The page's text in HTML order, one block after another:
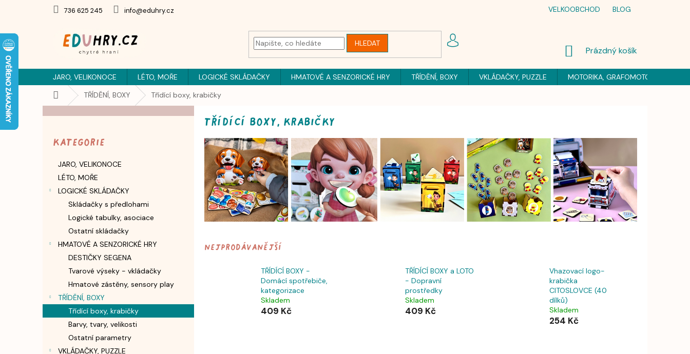
736 625 245 info@eduhry.cz VELKOOBCHOD BLOG
HLEDAT
NÁKUPNÍ
Prázdný košík
JARO, VELIKONOCE LÉTO, MOŘE LOGICKÉ SKLÁDAČKY HMATOVÉ A SENZORICKÉ HRY TŘÍDĚNÍ, BOXY VKLÁDAČKY, PUZZLE MOTORIKA, GRAFOMOTORIKA
Domů
TŘÍDĚNÍ, BOXY Třídící boxy, krabičky
kategorie
Kategorie
JARO, VELIKONOCE
LÉTO, MOŘE
LOGICKÉ SKLÁDAČKY
Skládačky s předlohami
Logické tabulky, asociace
Ostatní skládačky
HMATOVÉ A SENZORICKÉ HRY
DESTIČKY SEGENA
Tvarové výseky - vkládačky
Hmatové zástěny, sensory play
TŘÍDĚNÍ, BOXY
Třídící boxy, krabičky
Barvy, tvary, velikosti
Ostatní parametry
VKLÁDAČKY, PUZZLE
Třídící boxy, krabičky
Nejprodávanější
TŘÍDÍCÍ BOXY -
Domácí spotřebiče,
kategorizace
Skladem
409 Kč
TŘÍDÍCÍ BOXY a LOTO
- Dopravní
prostředky
Skladem
409 Kč
Vhazovací logo-
krabička
CITOSLOVCE (40
dílků)
Skladem
254 Kč